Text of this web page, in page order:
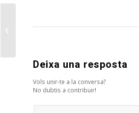
Deixa una resposta
Vols unir-te a la conversa?
No dubtis a contribuir!
L’espectre d’Àngela